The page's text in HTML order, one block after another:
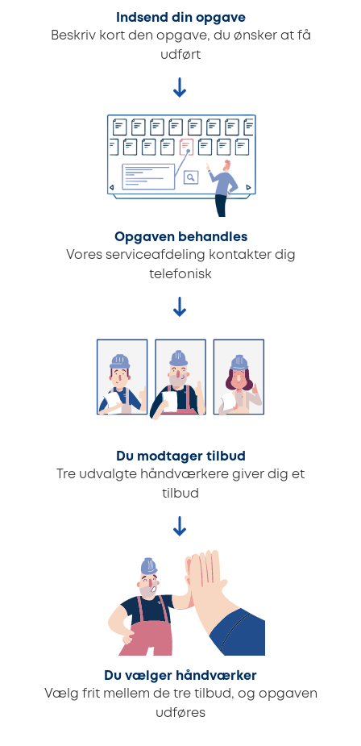
Indsend din opgave
Beskriv kort den opgave, du ønsker at få
udført
Opgaven behandles
Vores serviceafdeling kontakter dig
telefonisk
Du modtager tilbud
Tre udvalgte håndværkere giver dig et
tilbud
Du vælger håndværker
Vælg frit mellem de tre tilbud, og opgaven
udføres